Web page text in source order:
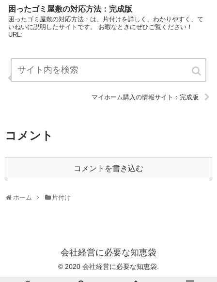
困ったゴミ屋敷の対応方法：完成版
困ったゴミ屋敷の対応方法：は、片付けを詳しく、わかりやすく、て
いねいに説明したサイトです。 お暇なときにぜひご覧ください！
URL:
マイホーム購入の情報サイト：完成版
コメント
コメントを書き込む
ホーム 片付け
会社経営に必要な知恵袋
© 2020 会社経営に必要な知恵袋.